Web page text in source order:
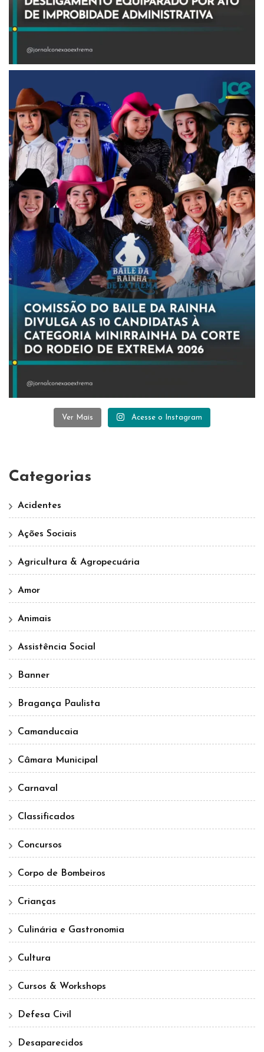
Ver Mais Acesse o Instagram
Categorias
Acidentes
Ações Sociais
Agricultura & Agropecuária
Amor
Animais
Assistência Social
Banner
Bragança Paulista
Camanducaia
Câmara Municipal
Carnaval
Classificados
Concursos
Corpo de Bombeiros
Crianças
Culinária e Gastronomia
Cultura
Cursos & Workshops
Defesa Civil
Desaparecidos